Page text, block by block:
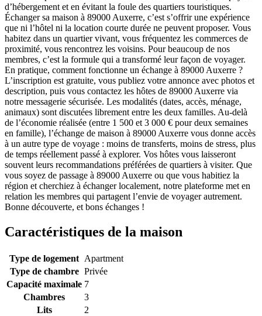
d’hébergement et en évitant la foule des quartiers touristiques.
Échanger sa maison à 89000 Auxerre, c’est s’offrir une expérience
que ni l’hôtel ni la location courte durée ne peuvent proposer. Vous
habitez dans un quartier vivant, vous fréquentez les commerces de
proximité, vous rencontrez les voisins. Pour beaucoup de nos
membres, c’est la formule qui a transformé leur façon de voyager.
En pratique, comment fonctionne un échange à 89000 Auxerre ?
L’inscription est gratuite, vous publiez votre annonce avec photos et
description, puis vous contactez les hôtes de 89000 Auxerre via
notre messagerie sécurisée. Les modalités (dates, accès, ménage,
animaux) sont discutées librement entre les deux familles. Au-delà
de l’économie réalisée (entre 1 500 et 3 000 € pour deux semaines
en famille), l’échange de maison à 89000 Auxerre vous donne accès
à un autre type de voyage : moins de transferts, moins de stress, plus
de temps réellement passé à explorer. Vos hôtes vous laisseront
souvent leurs recommandations préférées de quartiers à visiter. Que
vous soyez de passage à 89000 Auxerre ou que vous habitiez la
région et cherchiez à échanger localement, notre plateforme met en
relation les membres qui partagent l’envie de voyager autrement.
Bonne découverte, et bons échanges !
Caractéristiques de la maison
Type de logement Apartment
Type de chambre Privée
Capacité maximale 7
Chambres
3
Lits
2